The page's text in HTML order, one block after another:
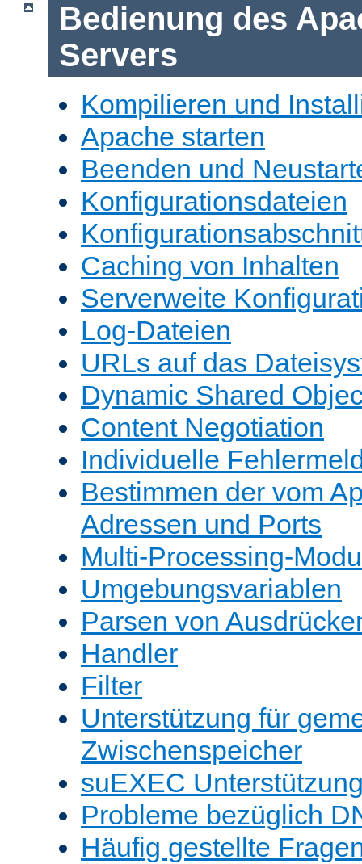
Bedienung des
Servers
Kompilieren und
Apache starten
Beenden und
Konfigurationsdateien
Caching von Inhalten
Serverweite
Log-Dateien
URLs auf das
Dynamic Shared
Content Negotiation
Individuelle
Bestimmen der vom
Adressen und Ports
Multi-Processing-
Umgebungsvariablen
Parsen von
Handler
Filter
Unterstützung für
Zwischenspeicher
suEXEC
Probleme bezüglich
Häufig gestellte